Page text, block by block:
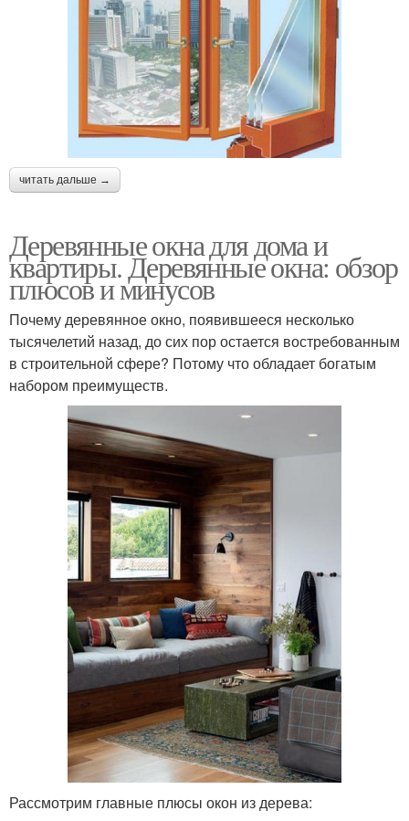
Стеклопакет в
деревянном окне
Стеклопакет в
пластиковое окно
Стекло в деревянном
читать дальше →
Деревянные окна для дома и
квартиры. Деревянные окна: обзор
плюсов и минусов
Почему деревянное окно, появившееся несколько
тысячелетий назад, до сих пор остается востребованным
в строительной сфере? Потому что обладает богатым
набором преимуществ.
Рассмотрим главные плюсы окон из дерева: